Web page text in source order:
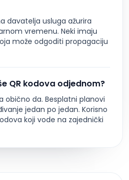
davatelja usluga ažurira
vremenu. Neki imaju
može odgoditi propagaciju
QR kodova odjednom?
obično da. Besplatni planovi
jedan po jedan. Korisno
koji vode na zajednički